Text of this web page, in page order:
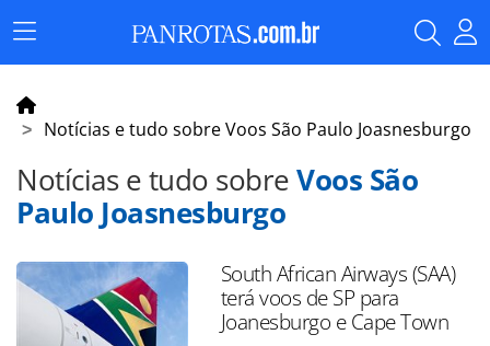
Menu
Principal
Notícias e tudo sobre Voos São Paulo Joasnesburgo
Notícias e tudo sobreVoos São
Paulo Joasnesburgo
South African Airways (SAA)
terá voos de SP para
Joanesburgo e Cape Town